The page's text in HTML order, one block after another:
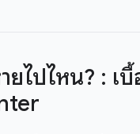
ยไปไหน? : เ